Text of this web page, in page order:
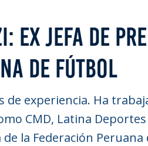
EX JEFA DE
DE FÚTBOL
de experiencia. Ha
CMD, Latina
la Federación Peruana